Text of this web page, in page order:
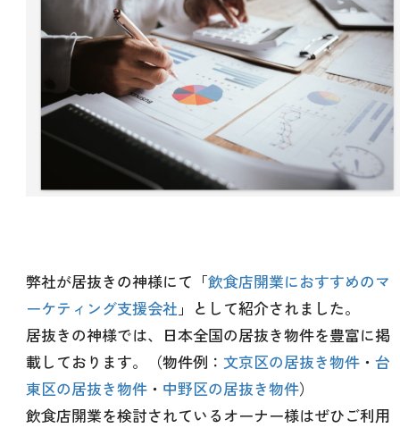
弊社が居抜きの神様にて「飲食店開業におすすめのマ
ーケティング支援会社 」として紹介されました。
居抜きの神様では、日本全国の居抜き物件を豊富に掲
載しております。（物件例： 文京区の居抜き物件・ 台
東区の居抜き物件・ 中野区の居抜き物件）
飲食店開業を検討されているオーナー様はぜひご利用